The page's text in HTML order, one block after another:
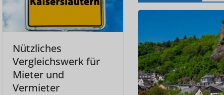
Nützliches
Vergleichswerk für
Mieter und
Vermieter